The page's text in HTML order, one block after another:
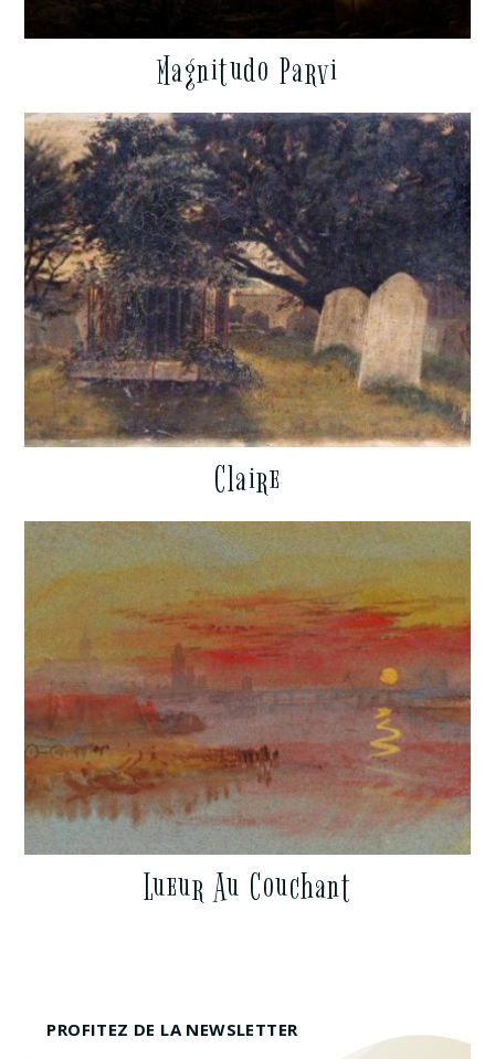
Magnitudo Parvi
Claire
Lueur Au Couchant
PROFITEZ DE LA NEWSLETTER